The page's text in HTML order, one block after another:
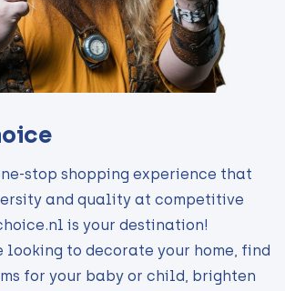
stop shopping experience that
and quality at competitive
is your destination!
looking to decorate your home, find
for your baby or child, brighten